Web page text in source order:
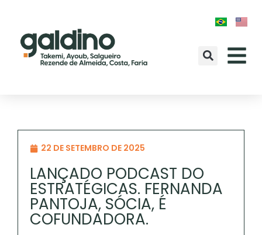
22 DE SETEMBRO DE 2025
LANÇADO PODCAST DO
ESTRATÉGICAS. FERNANDA
PANTOJA, SÓCIA, É
COFUNDADORA.